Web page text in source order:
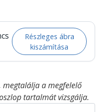
Részleges ábra
kiszámítása
megtalálja a megfelelő
tartalmát vizsgálja.